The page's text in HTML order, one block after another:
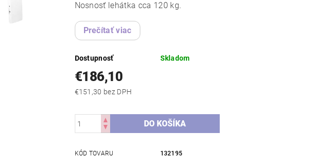
Nosnosť lehátka cca 120 kg.
Prečítať viac
Dostupnosť Skladom
€186,10
€151,30 bez DPH
KÓD TOVARU
132195